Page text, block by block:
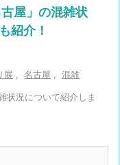
屋」の混雑状
紹介！
展 名古屋 混雑
状況について紹介しま